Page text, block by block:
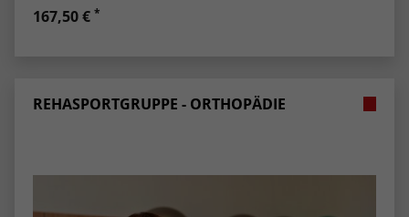
167,50 € *
REHASPORTGRUPPE - ORTHOPÄDIE